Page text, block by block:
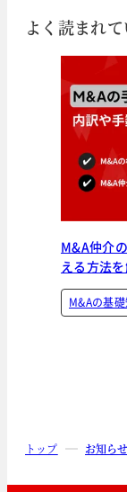
よく読まれ
M&A仲介
える方法
M&Aの基
トップ お知ら